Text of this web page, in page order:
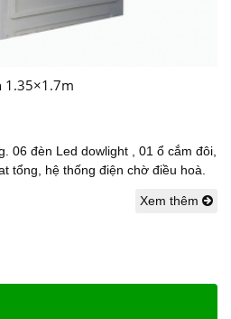
1.35×1.7m
06 đèn Led dowlight , 01 ổ cắm đôi,
tổng, hệ thống điện chờ điều hoà.
Xem thêm